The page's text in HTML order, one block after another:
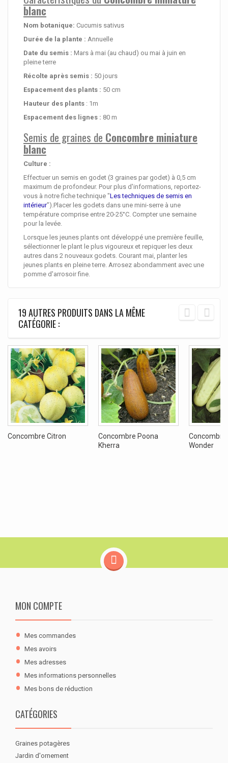
blanc
Nom botanique: Cucumis sativus
Durée de la plante : Annuelle
Date du semis : Mars à mai (au chaud) ou mai à juin en
pleine terre
Récolte après semis : 50 jours
Espacement des plants : 50 cm
Hauteur des plants : 1m
Espacement des lignes : 80 m
Semis de graines de Concombre miniature
blanc
Culture :
Effectuer un semis en godet (3 graines par godet) à 0,5 cm
maximum de profondeur. Pour plus d'informations, reportez-
vous à notre fiche technique "Les techniques de semis en
intérieur").Placer les godets dans une mini-serre à une
température comprise entre 20-25°C. Compter une semaine
pour la levée.
Lorsque les jeunes plants ont développé une première feuille,
sélectionner le plant le plus vigoureux et repiquer les deux
autres dans 2 nouveaux godets. Courant mai, planter les
jeunes plants en pleine terre. Arrosez abondamment avec une
pomme d'arrosoir fine.
19 AUTRES PRODUITS DANS LA MÊME
CATÉGORIE :
Concombre Citron
Concombre Poona
Kherra
Concombre
Wonder
MON COMPTE
Mes commandes
Mes avoirs
Mes adresses
Mes informations personnelles
Mes bons de réduction
CATÉGORIES
Graines potagères
Jardin d'ornement